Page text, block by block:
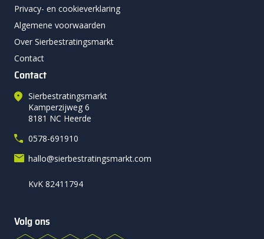
Privacy- en cookieverklaring
Algemene voorwaarden
Over Sierbestratingsmarkt
Contact
Contact
Sierbestratingsmarkt
Kamperzijweg 6
8181 NC Heerde
0578-691910
hallo@sierbestratingsmarkt.com
KvK 82411794
Volg ons